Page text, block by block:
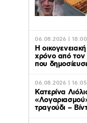
06.08.2026 | 18:00
Η
χρόνο από
που
06.08.2026 | 16:05
Κατερίνα
τραγούδι –